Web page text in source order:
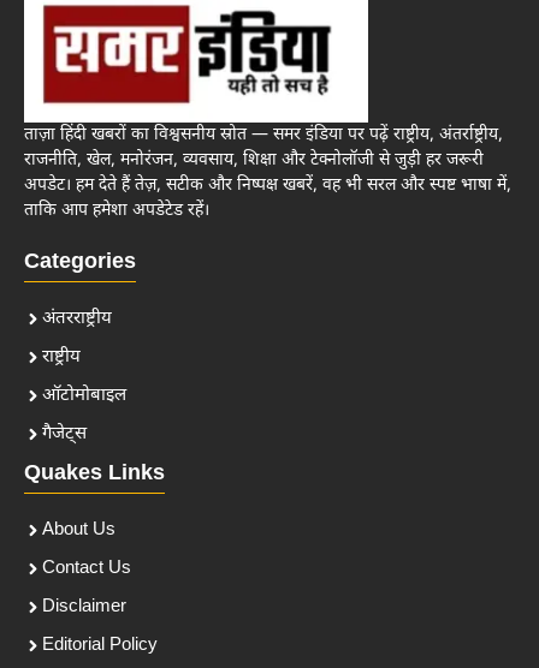
ताज़ा हिंदी खबरों का विश्वसनीय स्रोत — समर इंडिया पर पढ़ें राष्ट्रीय, अंतर्राष्ट्रीय,
राजनीति, खेल, मनोरंजन, व्यवसाय, शिक्षा और टेक्नोलॉजी से जुड़ी हर जरूरी
अपडेट। हम देते हैं तेज़, सटीक और निष्पक्ष खबरें, वह भी सरल और स्पष्ट भाषा में,
ताकि आप हमेशा अपडेटेड रहें।
Categories
अंतरराष्ट्रीय
राष्ट्रीय
ऑटोमोबाइल
गैजेट्स
Quakes Links
About Us
Contact Us
Disclaimer
Editorial Policy